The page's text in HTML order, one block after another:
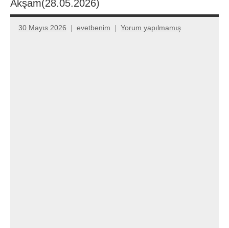
Akşam(28.05.2026)
30 Mayıs 2026 evetbenim Yorum yapılmamış